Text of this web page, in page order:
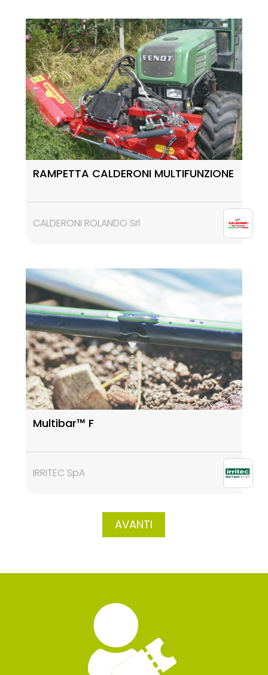
RAMPETTA CALDERONI MULTIFUNZIONE
CALDERONI ROLANDO Srl
Multibar™ F
IRRITEC SpA
AVANTI